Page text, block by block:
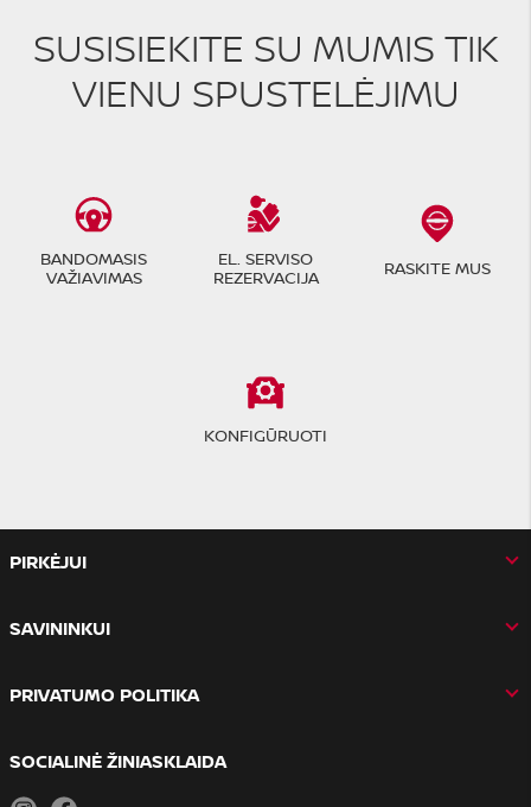
SUSISIEKITE SU MUMIS TIK
VIENU SPUSTELĖJIMU
BANDOMASIS
VAŽIAVIMAS
EL. SERVISO
REZERVACIJA
RASKITE MUS
KONFIGŪRUOTI
PIRKĖJUI
SAVININKUI
PRIVATUMO POLITIKA
SOCIALINĖ ŽINIASKLAIDA